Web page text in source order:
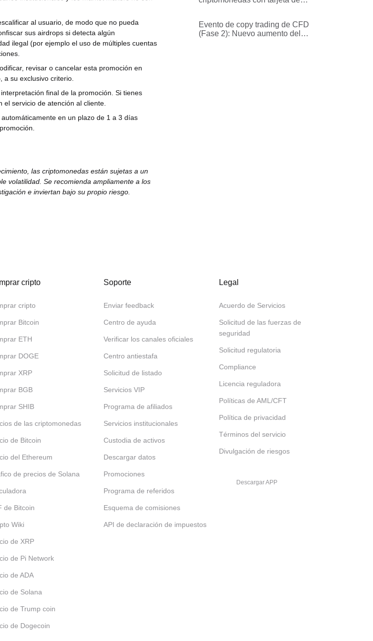
al usuario, de modo que no pueda
sus airdrops si detecta algún
ilegal (por ejemplo el uso de múltiples cuentas
revisar o cancelar esta promoción en
a su exclusivo criterio.
final de la promoción. Si tienes
servicio de atención al cliente.
en un plazo de 1 a 3 días
las criptomonedas están sujetas a un
volatilidad. Se recomienda ampliamente a los
e inviertan bajo su propio riesgo.
Evento de copy trading de CFD
(Fase 2): Nuevo aumento del
cripto
cripto
Bitcoin
ETH
DOGE
XRP
BGB
SHIB
de las criptomonedas
de Bitcoin
del Ethereum
de precios de Solana
de Bitcoin
Wiki
de XRP
de Pi Network
de ADA
de Solana
de Trump coin
de Dogecoin
Soporte
Enviar feedback
Centro de ayuda
Verificar los canales oficiales
Centro antiestafa
Solicitud de listado
Servicios VIP
Programa de afiliados
Servicios institucionales
Custodia de activos
Descargar datos
Promociones
Programa de referidos
Esquema de comisiones
API de declaración de impuestos
Legal
Acuerdo de Servicios
Solicitud de las fuerzas de
seguridad
Solicitud regulatoria
Compliance
Licencia reguladora
Políticas de AML/CFT
Política de privacidad
Términos del servicio
Divulgación de riesgos
Descargar APP